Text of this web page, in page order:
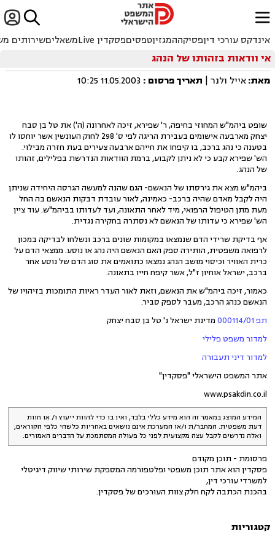

ﱐ
אינדקס עורכי דיןפסיקההמגזיןטפסיםפסקדין Live משאליםשירותים
אי וודאות בזהותו של הנהג
מאת:אייל ולנר | תאריך פרסום :
11.05.2003 10:25
שופט ביהמ"ש המחוזי בחיפה, ר' שפירא, זיכה לאחרונה (ה') את טל בן סבח
יצחק מארבעה אישומים בעבירת הריגה לפי ס' 298 לחוק העונשין אשר יוחסו לו
בטענה כי נהג ברכב, בו קיפחו את חייהם ארבעה צעירים בעת חזרה מבילוי.
הש' שפירא קבע כי לא ניתן לקבוע, ברמת הוודאות הנדרשת בפלילים, זהותו
של הנהג.
ביהמ"ש מצא את גירסתו של הנאשם- הגם שהנה למעשה הגרסה היחידה שניתן
היה לקבל מאדם שהיה ברכב- כאמינה, לאור עובדת דבקות הנאשם בה החל
מעת מתן הטיפול הרפואי, מיד לאחר התאונה, ועד לעדותו בביהמ"ש. עוד ציין
הש' שפירא כי עדותו של הנאשם לא נסתרה בחקירה נגדית.
אף בדיקת שרידי הדם שנמצאו במקומות שונים ברכב ונשלחו לבדיקה במכון
לרפואה משפטית, הותירה ספק האם הנאשם היה נהג או נוסע. ממצאי הדם על
כרית האוויר וכיסוי מושב הנהג נמצאו כתואמים את סוג הדם של נוסע אחר
ברכב, ישראל אוחיון ז"ל, אשר קיפח חייו בתאונה.
כאמור, זיכה ביהמ"ש את הנאשם, וזאת לאור העדר ראיות התומכות בזיהויו של
הנאשם כנהג הרכב, מעבר לספק סביר.
תפ 000114/01
מדינת ישראל נ' טל בן סבח יצחק
למדור משפט פלילי
למדור דיני תעבורה
אתר המשפט הישראלי "פסקדין"
www.psakdin.co.il
המידע המוצג במאמר זה הוא מידע כללי בלבד, ואין בו כדי להוות ייעוץ ו/ או חוות
דעת משפטית. המחבר/ת ו/או המערכת אינם נושאים באחריות כלשהי כלפי הקוראים,
ואלה נדרשים לקבל עצה מקצועית לפני כל פעולה המסתמכת על הדברים האמורים.
פרסומת - תוכן מקודם
פסקדין הוא אתר תוכן משפטי ופלטפורמה המספקת שירותי שיווק דיגיטלי
למשרדי עורכי דין,
בהכנת הכתבה לקח חלק צוות העורכים של פסקדין.
קטגוריות